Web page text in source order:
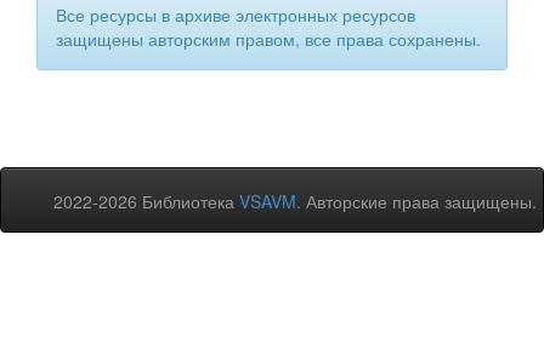
Все ресурсы в архиве электронных ресурсов
защищены авторским правом, все права сохранены.
2022-2026 Библиотека VSAVM. Авторские права защищены.